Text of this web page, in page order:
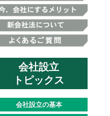
会社設立
トピックス
会社設立の基本